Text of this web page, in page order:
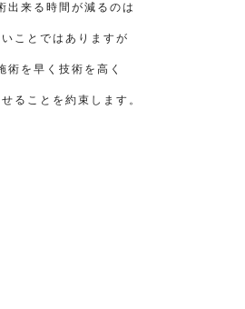
出来る時間が減るのは
ことではありますが
術を早く技術を高く
ることを約束します。